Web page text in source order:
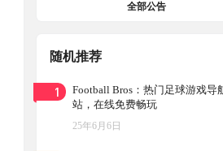
全部公告
随机推荐
1
Football Bros：热门足球游戏导
站，在线免费畅玩
25年6月6日